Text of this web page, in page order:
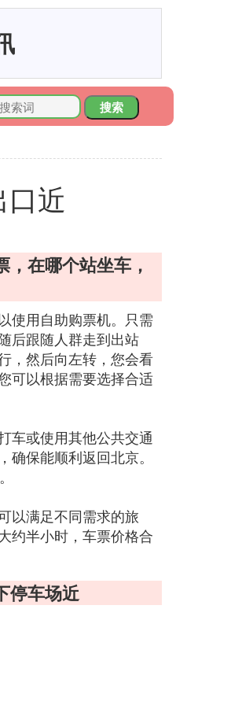
搜索
近
在哪个站坐车，
使用自助购票机。只需
后跟随人群走到出站
，然后向左转，您会看
可以根据需要选择合适
车或使用其他公共交通
保能顺利返回北京。
以满足不同需求的旅
约半小时，车票价格合
停车场近